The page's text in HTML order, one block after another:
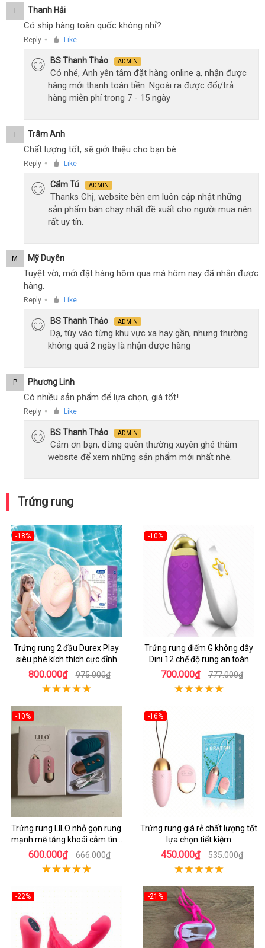
T Thanh Hải
Có ship hàng toàn quốc không nhỉ?
Reply ● Like
BS Thanh Thảo ADMIN
Có nhé, Anh yên tâm đặt hàng online ạ, nhận được
hàng mới thanh toán tiền. Ngoài ra được đổi/trả
hàng miễn phí trong 7 - 15 ngày
T Trâm Anh
Chất lượng tốt, sẽ giới thiệu cho bạn bè.
Reply ● Like
Cẩm Tú ADMIN
Thanks Chị, website bên em luôn cập nhật những
sản phẩm bán chạy nhất đề xuất cho người mua nên
rất uy tín.
M Mỹ Duyên
Tuyệt vời, mới đặt hàng hôm qua mà hôm nay đã nhận được
hàng.
Reply ● Like
BS Thanh Thảo ADMIN
Dạ, tùy vào từng khu vực xa hay gần, nhưng thường
không quá 2 ngày là nhận được hàng
P Phương Linh
Có nhiều sản phẩm để lựa chọn, giá tốt!
Reply ● Like
BS Thanh Thảo ADMIN
Cảm ơn bạn, đừng quên thường xuyên ghé thăm
website để xem những sản phẩm mới nhất nhé.
Trứng rung
-18%
Trứng rung 2 đầu Durex Play
siêu phê kích thích cực đỉnh
800.000₫ 975.000₫
-10%
Trứng rung điểm G không dây
Dini 12 chế độ rung an toàn
700.000₫ 777.000₫
-10%
Trứng rung LILO nhỏ gọn rung
mạnh mẽ tăng khoái cảm tình
dục
600.000₫ 666.000₫
-16%
Trứng rung giá rẻ chất lượng tốt
lựa chọn tiết kiệm
450.000₫ 535.000₫
-22% -21%